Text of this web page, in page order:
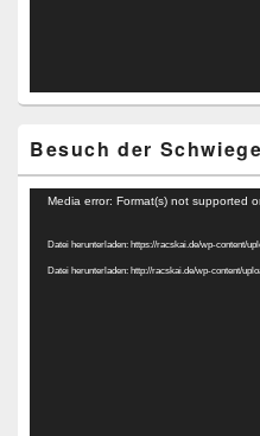
Besuch der
Video-
Media error: Format(s) not supported
Datei herunterladen: https://racskai.de/wp-content/
Datei herunterladen: http://racskai.de/wp-content/